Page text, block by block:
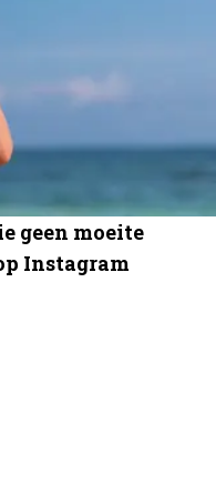
geen moeite
Instagram